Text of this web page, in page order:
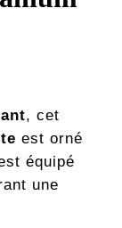
, cet
est orné
équipé
une